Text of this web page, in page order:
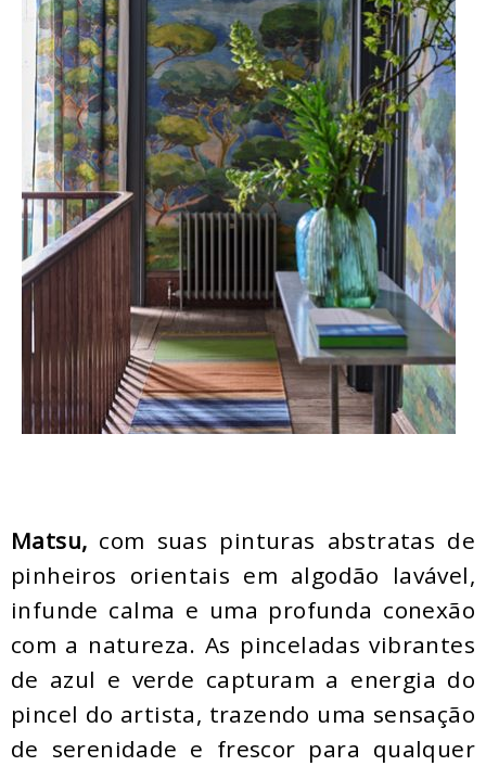
Matsu, com suas pinturas abstratas de
pinheiros orientais em algodão lavável,
infunde calma e uma profunda conexão
com a natureza. As pinceladas vibrantes
de azul e verde capturam a energia do
pincel do artista, trazendo uma sensação
de serenidade e frescor para qualquer